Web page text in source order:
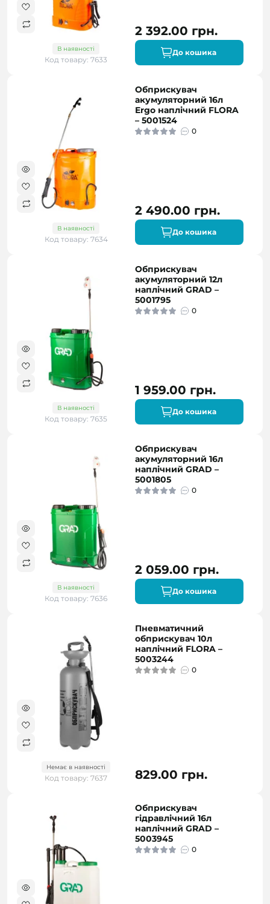
В наявності
Код товару: 7633
2 392.00 грн.
До кошика
В наявності
Код товару: 7634
Обприскувач
акумуляторний 16л
Ergo наплічний FLORA
– 5001524
0
2 490.00 грн.
До кошика
В наявності
Код товару: 7635
Обприскувач
акумуляторний 12л
наплічний GRAD –
5001795
0
1 959.00 грн.
До кошика
В наявності
Код товару: 7636
Обприскувач
акумуляторний 16л
наплічний GRAD –
5001805
0
2 059.00 грн.
До кошика
Немає в наявності
Код товару: 7637
Пневматичний
обприскувач 10л
наплічний FLORA –
5003244
0
829.00 грн.
Обприскувач
гідравлічний 16л
наплічний GRAD –
5003945
0